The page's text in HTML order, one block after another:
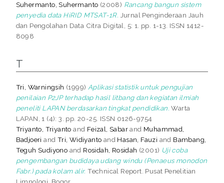
Suhermanto, Suhermanto (2008) Rancang bangun sistem
penyedia data HiRID MTSAT-1R. Jurnal Penginderaan Jauh
dan Pengolahan Data Citra Digital, 5: 1. pp. 1-13. ISSN 1412-
8098
T
Tri, Warningsih (1999) Aplikasi statistik untuk pengujian
penilaian P2JP terhadap hasil litbang dan kegiatan ilmiah
peneliti LAPAN berdasarkan tingkat pendidikan. Warta
LAPAN, 1 (4): 3. pp. 20-25. ISSN 0126-9754
Triyanto, Triyanto and Feizal, Sabarand Muhammad,
Badjoeri and Tri, Widiyanto and Hasan, Fauzi and Bambang,
Teguh Sudiyono and Rosidah, Rosidah (2001) Uji coba
pengembangan budidaya udang windu (Penaeus monodon
Fabr.) pada kolam alir. Technical Report. Pusat Penelitian
Limnologi, Bogor.